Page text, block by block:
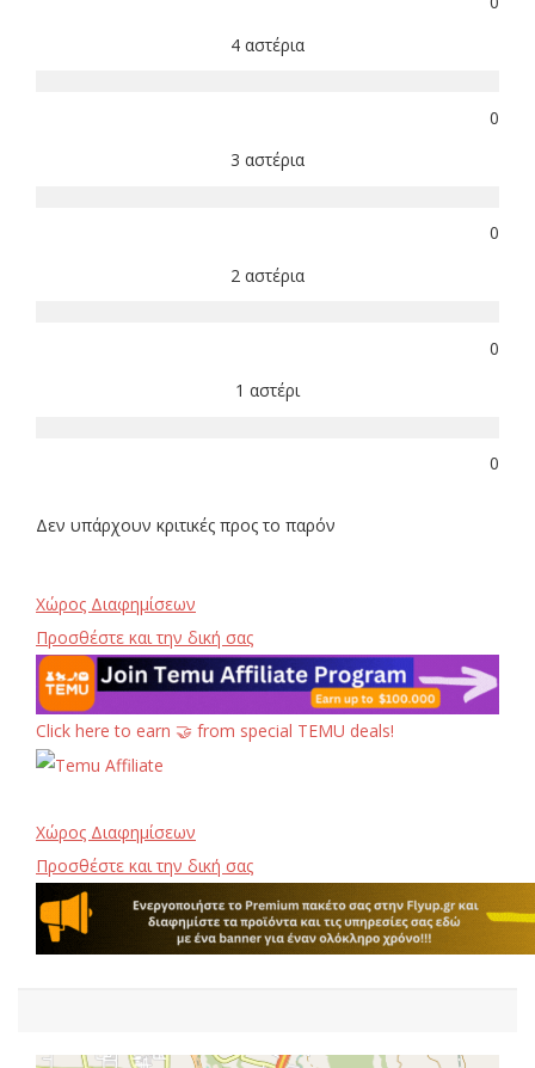
4 αστέρια
0
3 αστέρια
0
2 αστέρια
0
1 αστέρι
0
Δεν υπάρχουν κριτικές προς το παρόν
Χώρος Διαφημίσεων
Προσθέστε και την δική σας
Click here to earn 🤝 from special TEMU deals!
Χώρος Διαφημίσεων
Προσθέστε και την δική σας